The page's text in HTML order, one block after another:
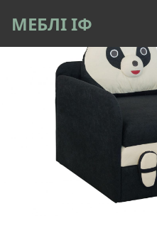
МЕБЛІ ІФ